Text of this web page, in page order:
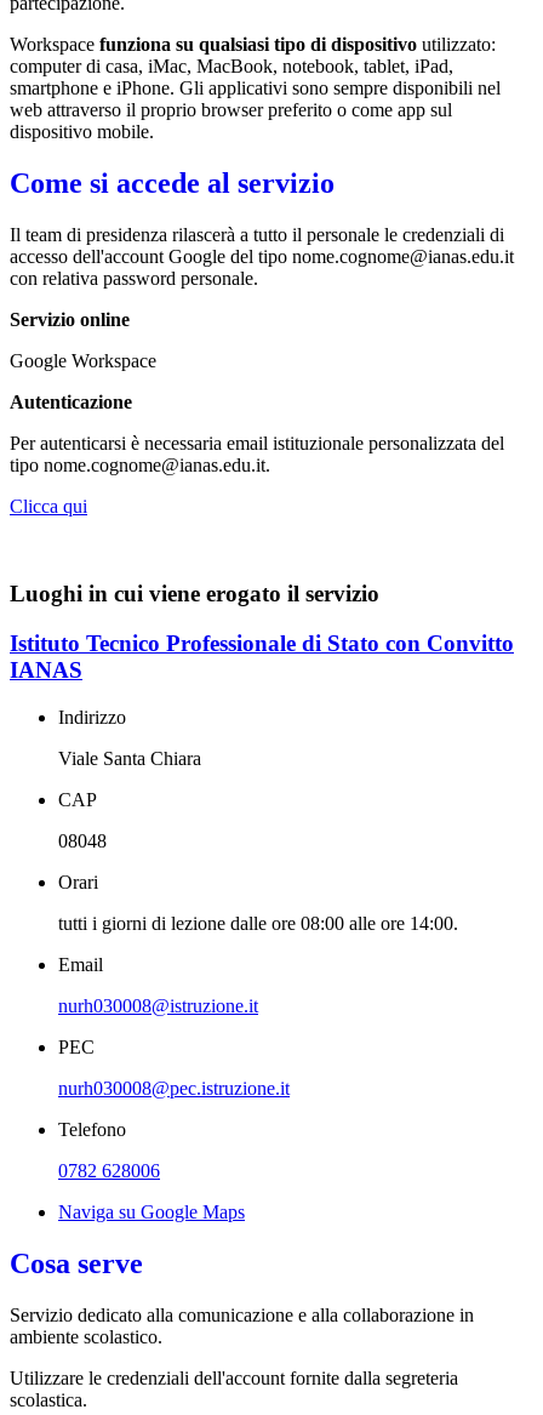
Workspace funziona su qualsiasi tipo di dispositivo utilizzato:
computer di casa, iMac, MacBook, notebook, tablet, iPad,
smartphone e iPhone. Gli applicativi sono sempre disponibili nel
web attraverso il proprio browser preferito o come app sul
dispositivo mobile.
Come si accede al servizio
Il team di presidenza rilascerà a tutto il personale le credenziali di
accesso dell'account Google del tipo nome.cognome@ianas.edu.it
con relativa password personale.
Servizio online
Google Workspace
Autenticazione
Per autenticarsi è necessaria email istituzionale personalizzata del
tipo nome.cognome@ianas.edu.it.
Clicca qui
Luoghi in cui viene erogato il servizio
Istituto Tecnico Professionale di Stato con Convitto
IANAS
Indirizzo
Viale Santa Chiara
CAP
08048
Orari
tutti i giorni di lezione dalle ore 08:00 alle ore 14:00.
Email
nurh030008@istruzione.it
PEC
nurh030008@pec.istruzione.it
Telefono
0782 628006
Naviga su Google Maps
Cosa serve
Servizio dedicato alla comunicazione e alla collaborazione in
ambiente scolastico.
Utilizzare le credenziali dell'account fornite dalla segreteria
scolastica.